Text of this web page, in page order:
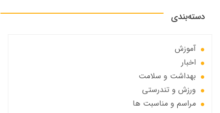
دسته‌بندی
آموزش
اخبار
بهداشت و سلامت
ورزش و تندرستی
مراسم و مناسبت ها